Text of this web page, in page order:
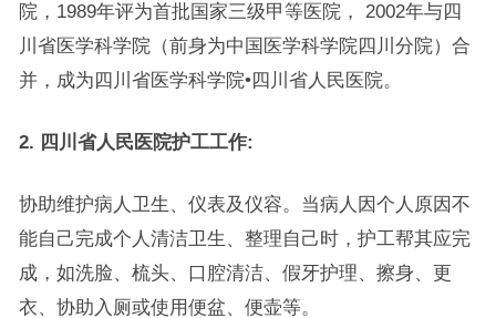
院，1989年评为首批国家三级甲等医院， 2002年与四
川省医学科学院（前身为中国医学科学院四川分院）合
并，成为四川省医学科学院•四川省人民医院。
2. 四川省人民医院护工工作:
协助维护病人卫生、仪表及仪容。当病人因个人原因不
能自己完成个人清洁卫生、整理自己时，护工帮其应完
成，如洗脸、梳头、口腔清洁、假牙护理、擦身、更
衣、协助入厕或使用便盆、便壶等。